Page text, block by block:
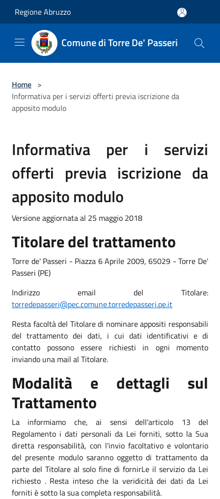
Regione Abruzzo
Comune di Torre De' Passeri
Home >
Informativa per i servizi offerti previa iscrizione da
apposito modulo
Informativa per i servizi
offerti previa iscrizione da
apposito modulo
Versione aggiornata al 25 maggio 2018
Titolare del trattamento
Torre de' Passeri - Piazza 6 Aprile 2009, 65029 - Torre De'
Passeri (PE)
Indirizzo email del Titolare:
torredepasseri@pec.comune.torredepasseri.pe.it
Resta facoltà del Titolare di nominare appositi responsabili
del trattamento dei dati, i cui dati identificativi e di
contatto possono essere richiesti in ogni momento
inviando una mail al Titolare.
Modalità e dettagli sul
Trattamento
La informiamo che, ai sensi dell'articolo 13 del
Regolamento i dati personali da Lei forniti, sotto la Sua
diretta responsabilità, con l'invio facoltativo e volontario
del presente modulo saranno oggetto di trattamento da
parte del Titolare al solo fine di fornirLe il servizio da Lei
richiesto . Resta inteso che la veridicità dei dati da Lei
forniti è sotto la sua completa responsabilità.